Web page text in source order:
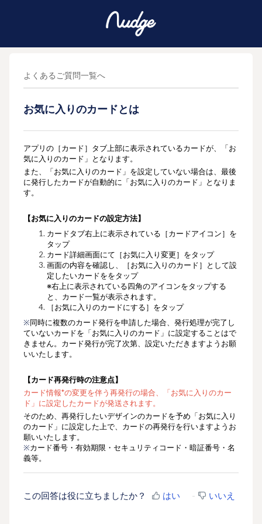
よくあるご質問一覧へ
お気に入りのカードとは
アプリの［カード］タブ上部に表示されているカードが、
「お
気に入りのカード」となります。
また、「お気に入りのカード」を設定していない場合は、最後
に発行したカードが自動的に「お気に入りのカード」となりま
す。
【お気に入りのカードの設定方法】
カードタブ右上に表示されている［カードアイコン］を
タップ
カード詳細画面にて ［お気に入り変更］をタップ
画面の内容を確認し、
［お気に入りのカード］として設
定したいカードををタップ
※右上に表示されている四角のアイコンをタップする
と、カード一覧が表示されます。
［お気に入りのカードにする］をタップ
※同時に複数のカード発行を申請した場合、発行処理が完了し
ていないカードを「お気に入りのカード」に設定することはで
きません。カード発行が完了次第、設定いただきますようお願
いいたします。
【カード再発行時の注意点】
カード情報*の変更を伴う再発行の場合、
「お気に入りのカー
ド」に設定したカードが発送されます。
そのため、 再発行したいデザインのカードを予め 「お気に入り
のカード」 に設定した上で、カードの再発行を行いますようお
願いいたします。
※カード番号・有効期限・セキュリティコード・暗証番号・名
義等。
この回答は役に立ちましたか？ はい いいえ